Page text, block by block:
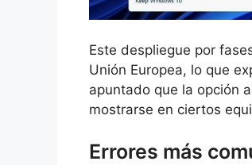
Este despliegue por
Unión Europea, lo que
apuntado que la opción
mostrarse en ciertos
Errores más